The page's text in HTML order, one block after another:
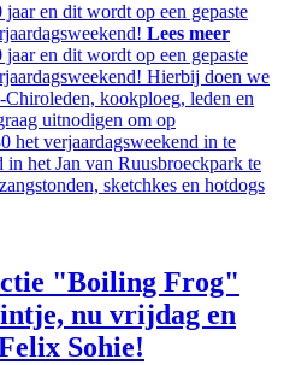
en dit wordt op een gepaste
Lees meer
en dit wordt op een gepaste
Hierbij doen we
kookploeg, leden en
uitnodigen om op
het verjaardagsweekend in te
in het Jan van Ruusbroeckpark te
sketchkes en hotdogs
"Boiling Frog"
nu vrijdag en
Sohie!